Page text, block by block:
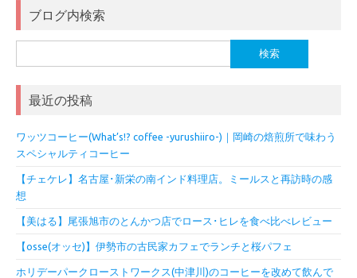
ブログ内検索
索:
最近の投稿
ワッツコーヒー(What’s!? coffee -yurushiiro-)｜岡崎の焙煎所で味わう
スペシャルティコーヒー
【チェケレ】名古屋･新栄の南インド料理店。ミールスと再訪時の感
想
【美はる】尾張旭市のとんかつ店でロース･ヒレを食べ比べレビュー
【osse(オッセ)】伊勢市の古民家カフェでランチと桜パフェ
ホリデーパークローストワークス(中津川)のコーヒーを改めて飲んで